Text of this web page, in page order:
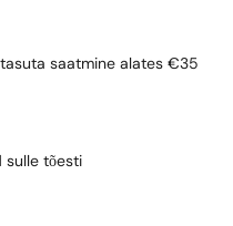
saatmine alates €35
sulle tõesti